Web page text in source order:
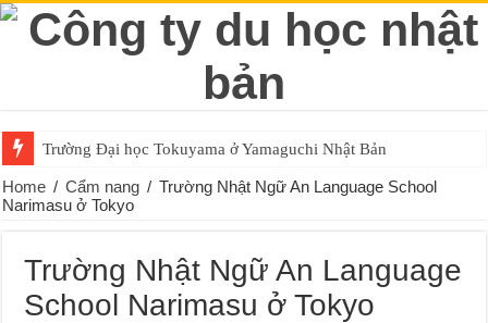
Trường Đại học Tokuyama ở Yamaguchi Nhật Bản
Home / Cẩm nang / Trường Nhật Ngữ An Language School
Narimasu ở Tokyo
Trường Nhật Ngữ An Language
School Narimasu ở Tokyo